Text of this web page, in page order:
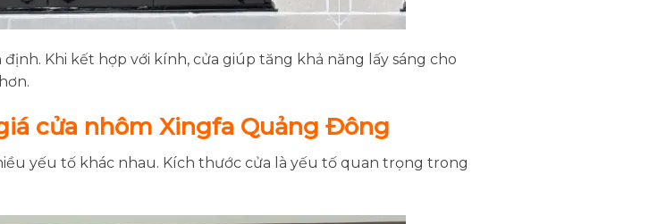
Khi kết hợp với kính, cửa giúp tăng khả năng lấy sáng cho
cửa nhôm Xingfa Quảng Đông
yếu tố khác nhau. Kích thước cửa là yếu tố quan trọng trong